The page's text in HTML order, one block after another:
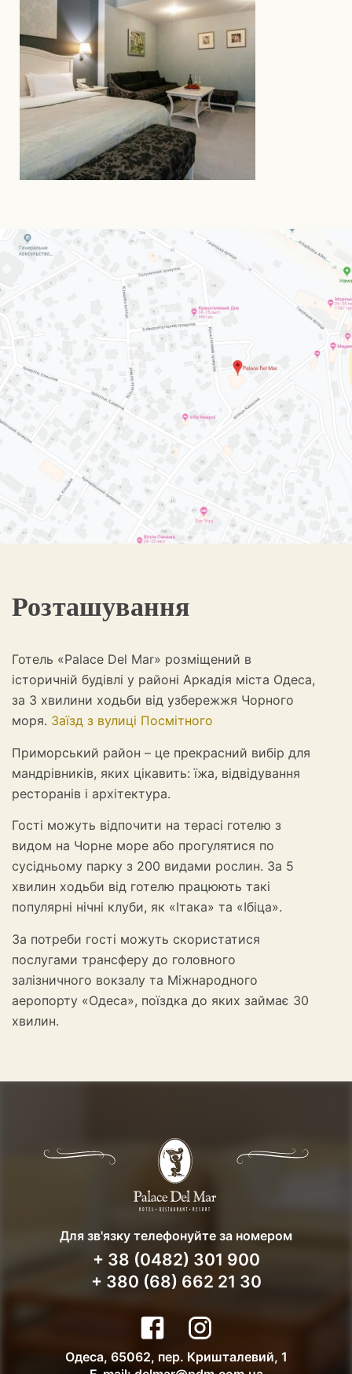
Розташування
Готель «Palace Del Mar» розміщений в
історичній будівлі у районі Аркадія міста Одеса,
за 3 хвилини ходьби від узбережжя Чорного
моря. Заїзд з вулиці Посмітного
Приморський район – це прекрасний вибір для
мандрівників, яких цікавить: їжа, відвідування
ресторанів і архітектура.
Гості можуть відпочити на терасі готелю з
видом на Чорне море або прогулятися по
сусідньому парку з 200 видами рослин. За 5
хвилин ходьби від готелю працюють такі
популярні нічні клуби, як «Ітака» та «Ібіца».
За потреби гості можуть скористатися
послугами трансферу до головного
залізничного вокзалу та Міжнародного
аеропорту «Одеса», поїздка до яких займає 30
хвилин.
Одеса, 65062, пер. Кришталевий, 1
Для зв'язку телефонуйте за номером
+ 38 (0482) 301 900
+ 380 (68) 662 21 30